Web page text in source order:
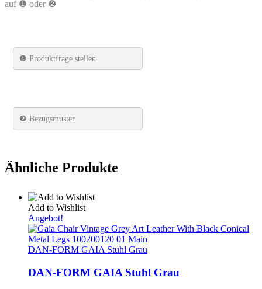
auf ❶ oder ❷
❶ Produktfrage stellen
❷ Bezugsmuster
Ähnliche Produkte
Add to Wishlist
Angebot!
DAN-FORM GAIA Stuhl Grau
DAN-FORM GAIA Stuhl Grau